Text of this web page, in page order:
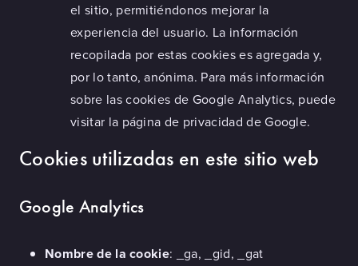
el sitio, permitiéndonos mejorar la
experiencia del usuario. La información
recopilada por estas cookies es agregada y,
por lo tanto, anónima. Para más información
sobre las cookies de Google Analytics, puede
visitar la página de privacidad de Google.
Cookies utilizadas en este sitio web
Google Analytics
Nombre de la cookie: _ga, _gid, _gat